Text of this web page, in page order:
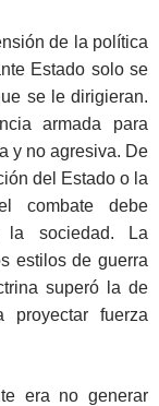
de la política
Estado solo se
se le dirigieran.
armada para
y no agresiva. De
del Estado o la
combate debe
sociedad. La
estilos de guerra
superó la de
fuerza
era no generar